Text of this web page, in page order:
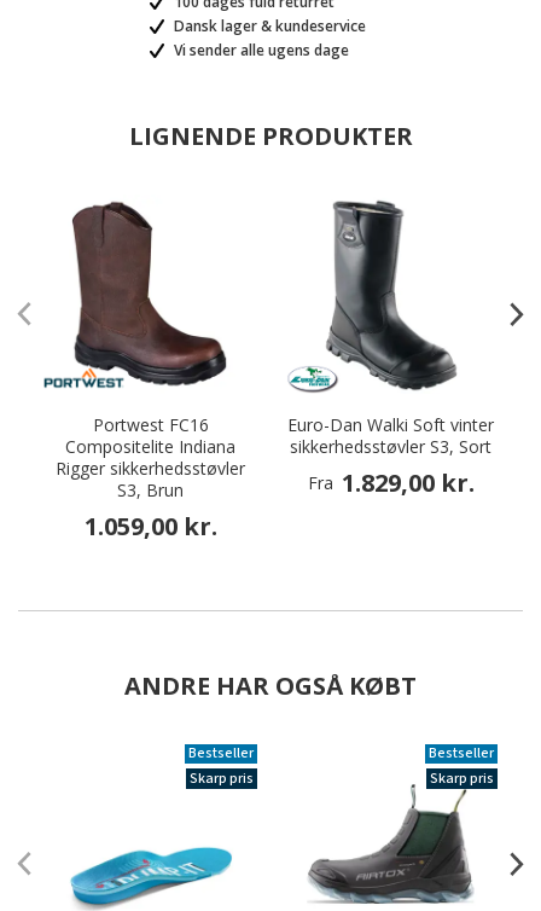
Dansk lager & kundeservice
Vi sender alle ugens dage
LIGNENDE PRODUKTER
Portwest FC16
Compositelite Indiana
Rigger sikkerhedsstøvler
S3, Brun
1.059,00 kr.
Euro-Dan Walki Soft vinter
sikkerhedsstøvler S3, Sort
Fra 1.829,00 kr.
ANDRE HAR OGSÅ KØBT
Bestseller
Skarp pris
Bestseller
Skarp pris